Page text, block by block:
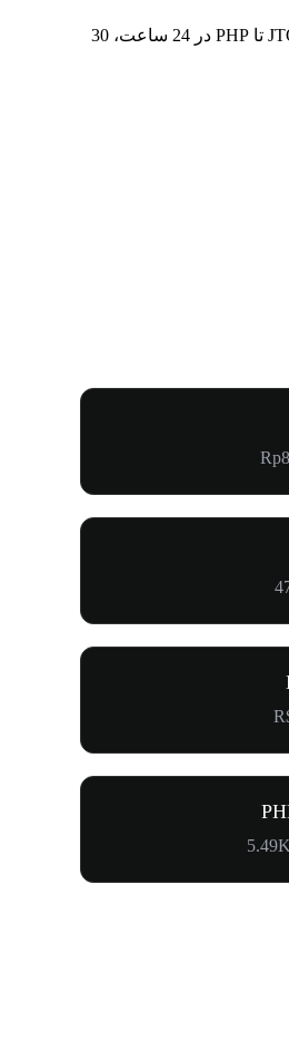
در 7 روز گذشته، بالاترین قیمت از JTO تا PHP ₱31.73 و کمترین آن ₱28.55 بوده است. می‌توانید داده‌های بیشتری را در جدول زیر بررسی کنید، از جمله قیمت JTO تا PHP در 24 ساعت، 30